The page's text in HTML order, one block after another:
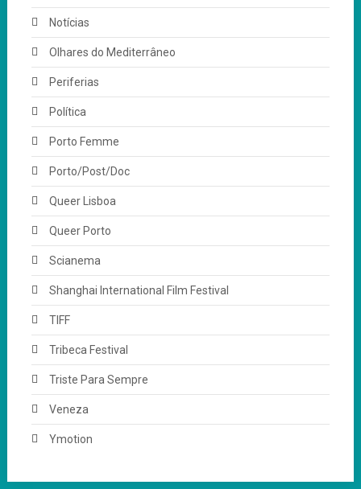
Notícias
Olhares do Mediterrâneo
Periferias
Política
Porto Femme
Porto/Post/Doc
Queer Lisboa
Queer Porto
Scianema
Shanghai International Film Festival
TIFF
Tribeca Festival
Triste Para Sempre
Veneza
Ymotion